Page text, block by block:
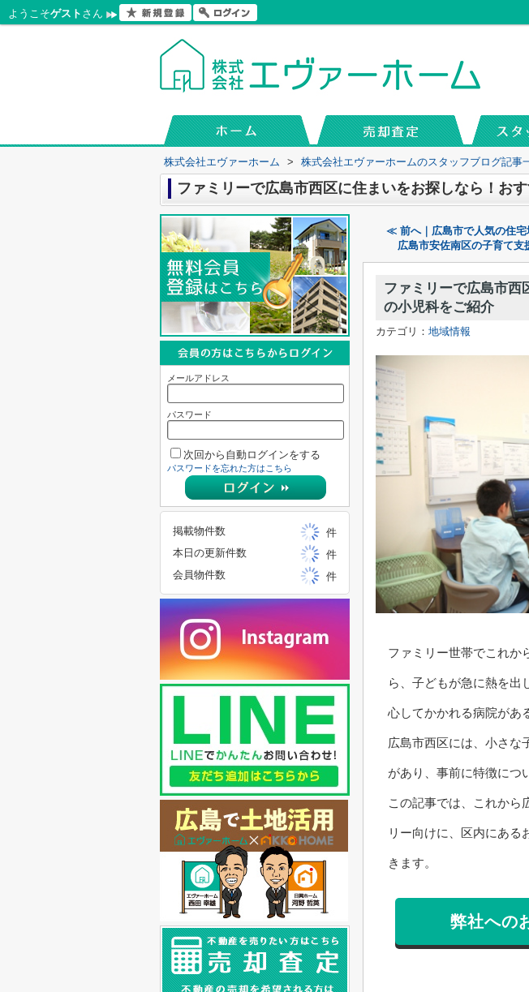
ようこそゲスト さん
株式会社エヴァーホーム > 株式会社エヴァーホームのスタッフブログ記事
ファミリーで広島市西区に住まいをお探しなら！お
≪ 前へ｜広島市で人気の住宅
広島市安佐南区の子育て
ファミリーで広島市西
の小児科をご紹介
カテゴリ： 地域情報
ファミリー世帯でこれか
ら、子どもが急に熱を出
心してかかれる病院があ
広島市西区には、小さな
があり、事前に特徴につ
この記事では、これから
リー向けに、区内にある
きます。
弊社への
メールアドレス
パスワード
次回から自動ログインをする
パスワードを忘れた方はこちら
掲載物件数
件
本日の更新件数
件
会員物件数
件